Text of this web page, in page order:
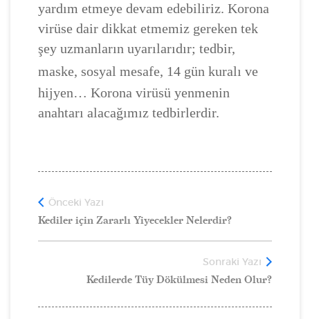
yardım etmeye devam edebiliriz. Korona
virüse dair dikkat etmemiz gereken tek
şey uzmanların uyarılarıdır; tedbir,
maske, sosyal mesafe, 14 gün kuralı ve
hijyen… Korona virüsü yenmenin
anahtarı alacağımız tedbirlerdir.
Önceki Yazı
Kediler için Zararlı Yiyecekler Nelerdir?
Sonraki Yazı
Kedilerde Tüy Dökülmesi Neden Olur?